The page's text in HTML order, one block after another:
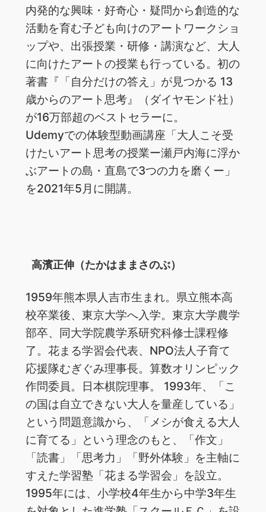
内発的な興味・好奇心・疑問から創造的な
活動を育む子ども向けのアートワークショ
ップや、出張授業・研修・講演など、大人
に向けたアートの授業も行っている。初の
著書『「自分だけの答え」が見つかる 13
歳からのアート思考』（ダイヤモンド社）
が16万部超のベストセラーに。
Udemyでの体験型動画講座「大人こそ受
けたいアート思考の授業ー瀬戸内海に浮か
ぶアートの島・直島で3つの力を磨くー」
を2021年5月に開講。
高濱正伸（たかはままさのぶ）
1959年熊本県人吉市生まれ。県立熊本高
校卒業後、東京大学へ入学。東京大学農学
部卒、同大学院農学系研究科修士課程修
了。花まる学習会代表、NPO法人子育て
応援隊むぎぐみ理事長。算数オリンピック
作問委員。日本棋院理事。 1993年、「こ
の国は自立できない大人を量産している」
という問題意識から、「メシが食える大人
に育てる」という理念のもと、「作文」
「読書」「思考力」「野外体験」を主軸に
すえた学習塾「花まる学習会」を設立。
1995年には、小学校4年生から中学3年生